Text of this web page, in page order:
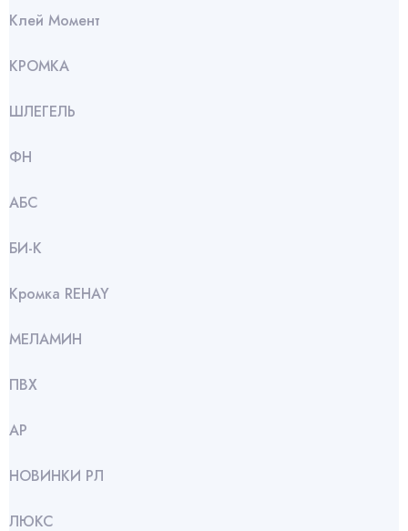
Клей Момент
КРОМКА
ШЛЕГЕЛЬ
ФН
АБС
БИ-К
Кромка REHAY
МЕЛАМИН
ПВХ
АР
НОВИНКИ РЛ
ЛЮКС